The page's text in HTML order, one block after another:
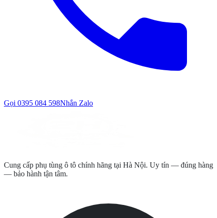
Gọi 0395 084 598Nhắn Zalo
Cung cấp phụ tùng ô tô chính hãng tại Hà Nội. Uy tín — đúng hàng
— bảo hành tận tâm.